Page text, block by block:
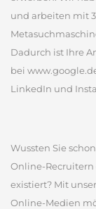
und arbeiten mit
Dadurch ist Ihre
bei
LinkedIn und
Wussten Sie
Online-Recruitern
existiert? Mit
Online-Medien